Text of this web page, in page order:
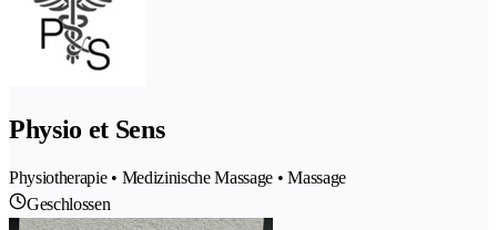
Physio et Sens
Physiotherapie • Medizinische Massage • Massage
Geschlossen